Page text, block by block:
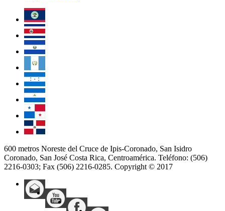
600 metros Noreste del Cruce de Ipis-Coronado, San Isidro
Coronado, San José Costa Rica, Centroamérica. Teléfono: (506)
2216-0303; Fax (506) 2216-0285. Copyright © 2017